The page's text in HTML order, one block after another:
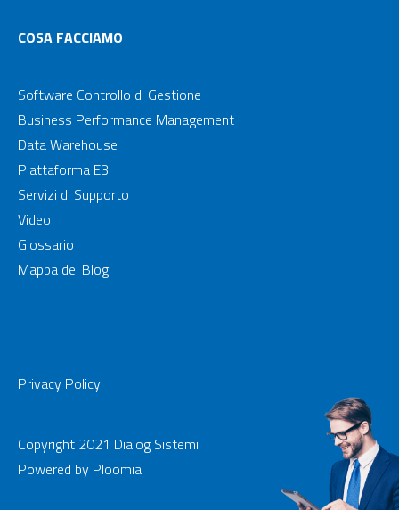
COSA FACCIAMO
Software Controllo di Gestione
Business Performance Management
Data Warehouse
Piattaforma E3
Servizi di Supporto
Video
Glossario
Mappa del Blog
Privacy Policy
Copyright 2021 Dialog Sistemi
Powered by Ploomia